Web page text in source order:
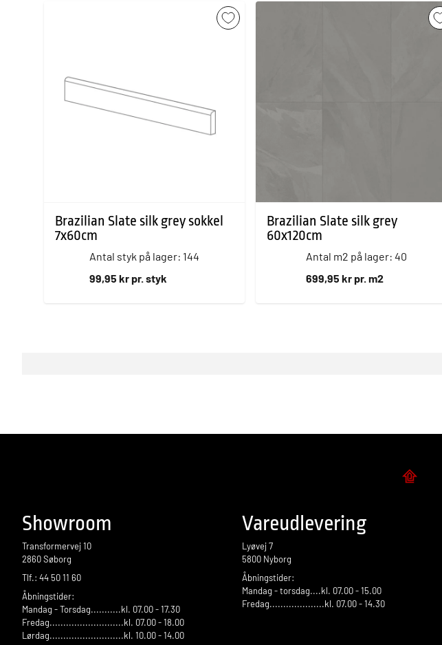
Brazilian Slate silk grey sokkel
7x60cm
Antal styk på lager: 144
99,95 kr pr. styk
Brazilian Slate silk grey
60x120cm
Antal m2 på lager: 40
699,95 kr pr. m2
Showroom
Transformervej 10
2860 Søborg
Tlf.: 44 50 11 60
Åbningstider:
Mandag - Torsdag...........kl. 07.00 - 17.30
Fredag...........................kl. 07.00 - 18.00
Lørdag...........................kl. 10.00 - 14.00
Vareudlevering
Lyøvej 7
5800 Nyborg
Åbningstider:
Mandag - torsdag....kl. 07.00 - 15.00
Fredag....................kl. 07.00 - 14.30